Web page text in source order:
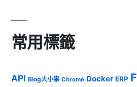
常用標籤
API Blog大小事 Chrome Docker ERP